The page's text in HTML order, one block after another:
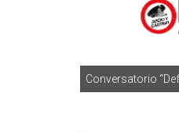
Conversatorio